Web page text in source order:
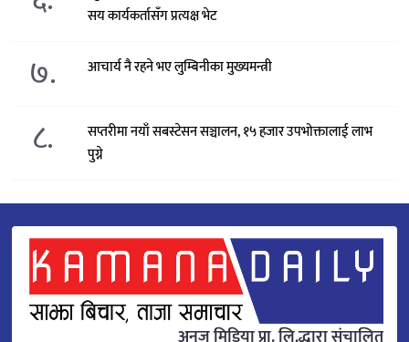
सय कार्यकर्तासँग प्रत्यक्ष भेट
७. आचार्य नै रहने भए लुम्बिनीका मुख्यमन्त्री
८.
सप्तरीमा नयाँ सबस्टेसन सञ्चालन, १५ हजार उपभोक्तालाई लाभ
पुग्ने